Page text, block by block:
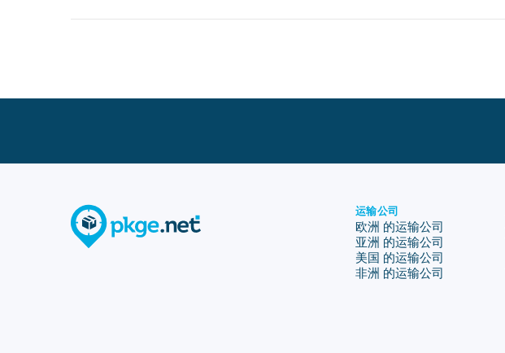
运输公司
欧洲 的运输公司
亚洲 的运输公司
美国 的运输公司
非洲 的运输公司